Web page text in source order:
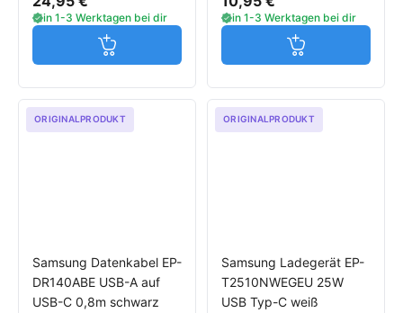
in 1-3 Werktagen bei dir
Jetzt in den Warenkorb
in 1-3 Werktagen bei dir
Jetzt in den
ORIGINALPRODUKT
Samsung Datenkabel EP-
DR140ABE USB-A auf
USB-C 0,8m schwarz
ORIGINALPRODUKT
Samsung Ladegerät EP-
T2510NWEGEU 25W
USB Typ-C weiß